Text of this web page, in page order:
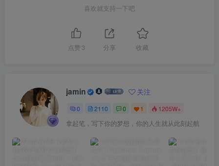
喜欢就支持一下吧
点赞 3 分享 收藏
jamin 关注
0 2110 0 1 1205W+
拿起笔，写下你的梦想，你的人生就从此刻起航